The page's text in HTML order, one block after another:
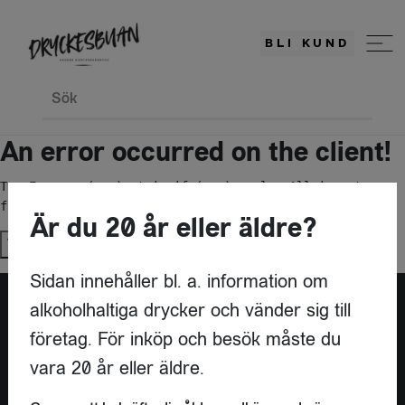
BLI KUND
Sök
An error occurred on the client!
TypeError: c(...).stringify(...).replaceAll is not a
function
Try againÄr du 20 år eller äldre?
Sidan innehåller bl. a. information om
alkoholhaltiga drycker och vänder sig till
företag. För inköp och besök måste du
vara 20 år eller äldre.